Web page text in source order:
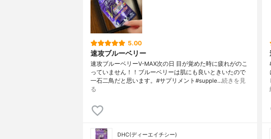
5.00
速攻ブルーベリー
速攻ブルーベリーV-MAX次の日 目が覚めた時に疲れがのこ
っていません！！ブルーベリーは肌にも良いときいたので
一石二鳥だと思います。#サプリメント#supple…続きを見
る
DHC(ディーエイチシー)